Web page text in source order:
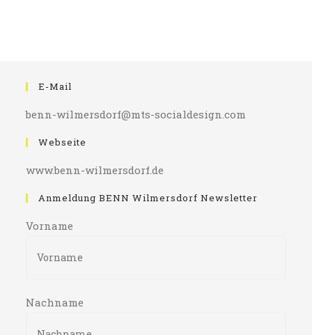
E-Mail
benn-wilmersdorf@mts-socialdesign.com
Webseite
www.benn-wilmersdorf.de
Anmeldung BENN Wilmersdorf Newsletter
Vorname
Nachname